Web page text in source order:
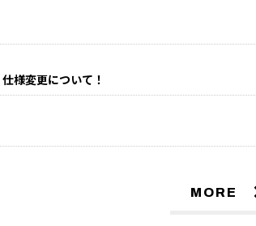
様変更について！
MORE